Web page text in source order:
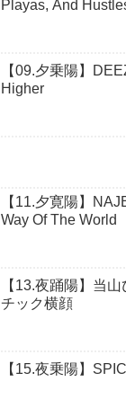
Playas, And
【09.夕乗陽】
Higher
【11.夕寛陽】
Way Of The World
【13.夜踊陽】当
チック横顔
【15.夜乗陽】